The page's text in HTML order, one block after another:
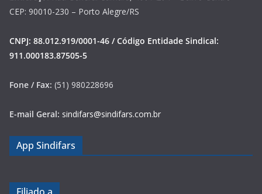
CEP: 90010-230 – Porto Alegre/RS
CNPJ: 88.012.919/0001-46 / Código Entidade Sindical:
911.000183.87505-5
Fone / Fax: (51) 980228696
E-mail Geral: sindifars@sindifars.com.br
App Sindifars